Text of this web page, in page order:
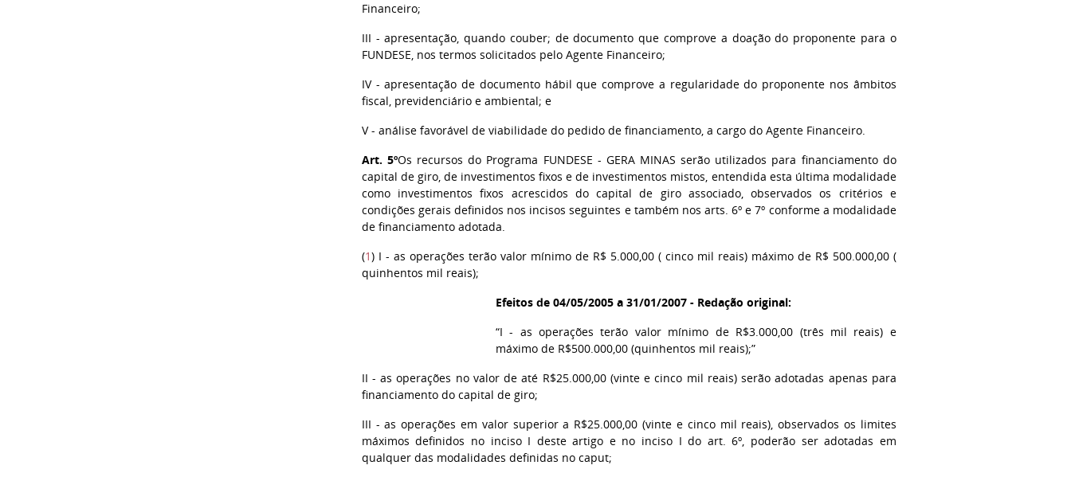
Financeiro;
III - apresentação, quando couber; de documento que comprove a doação do proponente para o
FUNDESE, nos termos solicitados pelo Agente Financeiro;
IV - apresentação de documento hábil que comprove a regularidade do proponente nos âmbitos
fiscal, previdenciário e ambiental; e
V - análise favorável de viabilidade do pedido de financiamento, a cargo do Agente Financeiro.
Art. 5ºOs recursos do Programa FUNDESE - GERA MINAS serão utilizados para financiamento do
capital de giro, de investimentos fixos e de investimentos mistos, entendida esta última modalidade
como investimentos fixos acrescidos do capital de giro associado, observados os critérios e
condições gerais definidos nos incisos seguintes e também nos arts. 6º e 7º conforme a modalidade
de financiamento adotada.
(1) I - as operações terão valor mínimo de R$ 5.000,00 ( cinco mil reais) máximo de R$ 500.000,00 (
quinhentos mil reais);
Efeitos de 04/05/2005 a 31/01/2007 - Redação original:
“I - as operações terão valor mínimo de R$3.000,00 (três mil reais) e
máximo de R$500.000,00 (quinhentos mil reais);”
II - as operações no valor de até R$25.000,00 (vinte e cinco mil reais) serão adotadas apenas para
financiamento do capital de giro;
III - as operações em valor superior a R$25.000,00 (vinte e cinco mil reais), observados os limites
máximos definidos no inciso I deste artigo e no inciso I do art. 6º, poderão ser adotadas em
qualquer das modalidades definidas no caput;